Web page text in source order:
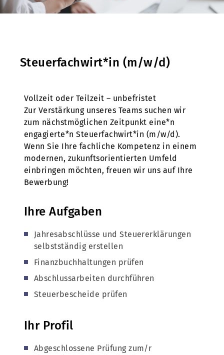
Steuerfachwirt*in (m/w/d)
Vollzeit oder Teilzeit – unbefristet
Zur Verstärkung unseres Teams suchen wir
zum nächstmöglichen Zeitpunkt eine*n
engagierte*n Steuerfachwirt*in (m/w/d).
Wenn Sie Ihre fachliche Kompetenz in einem
modernen, zukunftsorientierten Umfeld
einbringen möchten, freuen wir uns auf Ihre
Bewerbung!
Ihre Aufgaben
Jahresabschlüsse und Steuererklärungen
selbstständig erstellen
Finanzbuchhaltungen prüfen
Abschlussarbeiten durchführen
Steuerbescheide prüfen
Ihr Profil
Abgeschlossene Prüfung zum/r